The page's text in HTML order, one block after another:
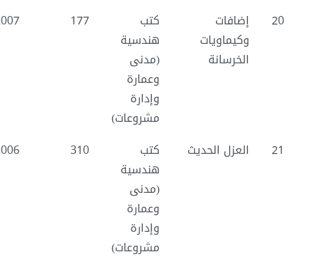
20
إضافات
وكيماويات
الخرسانة
كتب
هندسية
(مدنى
وعمارة
وإدارة
مشروعات)
177
21 العزل الحديث
كتب
هندسية
(مدنى
وعمارة
وإدارة
مشروعات)
310